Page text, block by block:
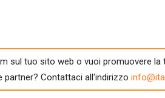
sul tuo sito web o vuoi promuovere la
Contattaci all'indirizzo